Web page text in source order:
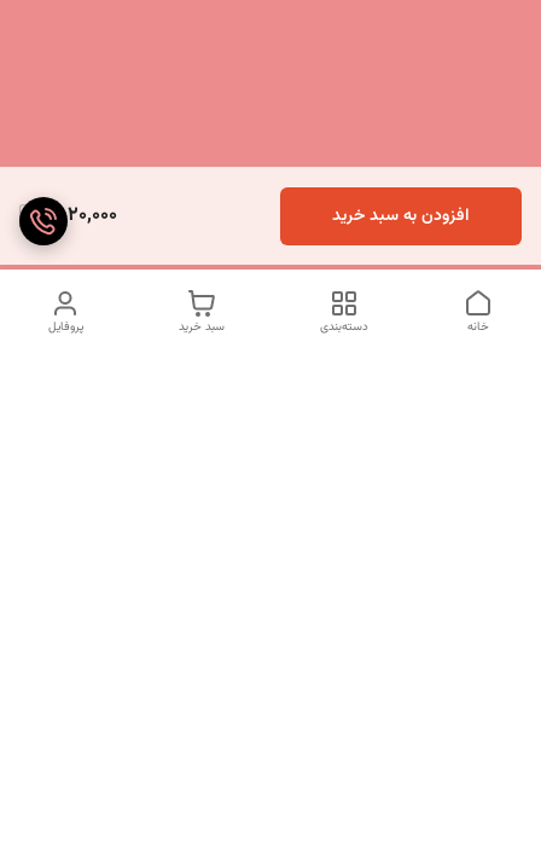
4,020,000 افزودن به سبد خرید
پروفایل سبد خرید دسته‌بندی خانه